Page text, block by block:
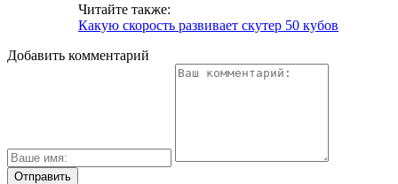
Читайте также:
Какую скорость развивает скутер 50 кубов
Добавить комментарий